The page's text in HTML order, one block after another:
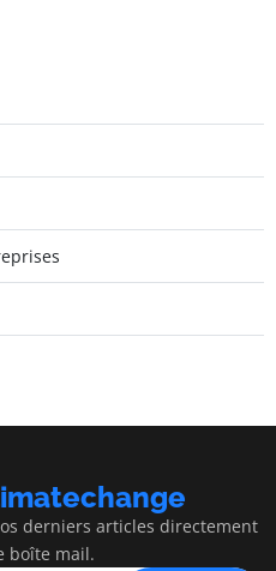
derniers articles directement
boîte mail.